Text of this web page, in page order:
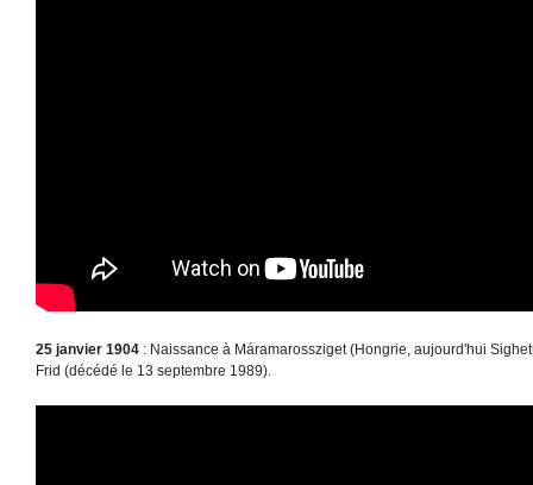
25 janvier 1904 : Naissance à Máramarossziget (Hongrie, aujourd'hui
Frid (décédé le 13 septembre 1989).